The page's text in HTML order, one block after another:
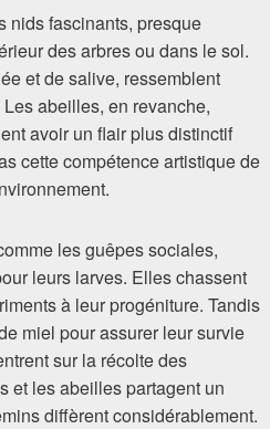
nids fascinants, presque
des arbres ou dans le sol.
et de salive, ressemblent
abeilles, en revanche,
avoir un flair plus distinctif
cette compétence artistique de
les guêpes sociales,
leurs larves. Elles chassent
à leur progéniture. Tandis
miel pour assurer leur survie
sur la récolte des
et les abeilles partagent un
diffèrent considérablement.